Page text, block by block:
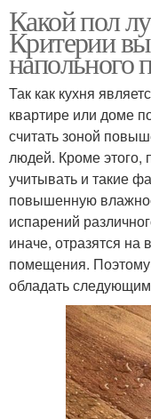
Какой пол
Критерии
напольного
Так как кухня
квартире или доме
считать зоной
людей. Кроме этого,
учитывать и такие
повышенную
испарений
иначе, отразятся на
помещения.
обладать